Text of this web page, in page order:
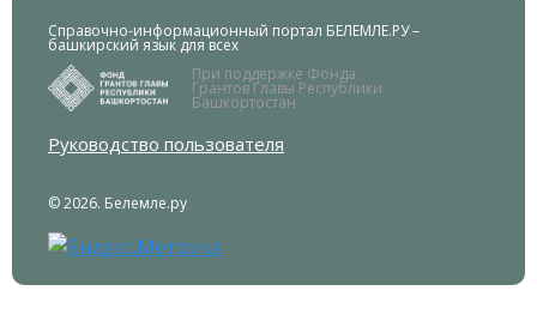
Справочно-информационный портал БЕЛЕМЛЕ.РУ –
башкирский язык для всех
При поддержке Фонда
Грантов Главы Республики
Башкортостан.
Руководство пользователя
© 2026. Белемле.ру